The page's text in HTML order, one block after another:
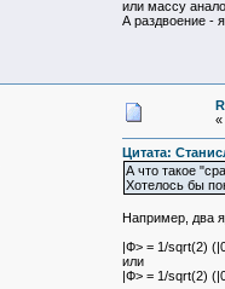
или массу
А раздвоение -
«
Цитата:
А что такое
Хотелось бы
Например, два
|Ф> = 1/sqrt(2)
или
|Ф> = 1/sqrt(2)